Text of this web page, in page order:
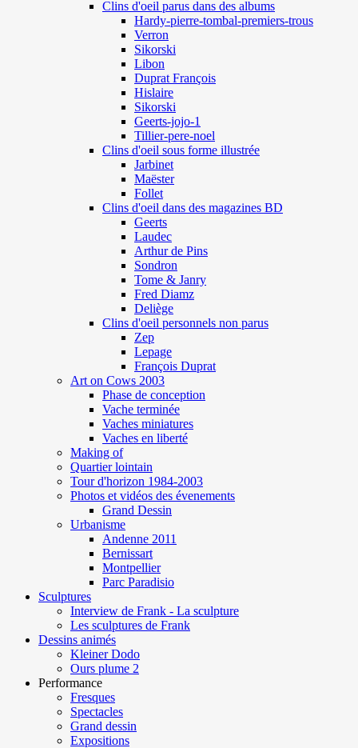
Clins d'oeil parus dans des albums
Hardy-pierre-tombal-premiers-trous
Verron
Sikorski
Libon
Duprat François
Hislaire
Sikorski
Geerts-jojo-1
Tillier-pere-noel
Clins d'oeil sous forme illustrée
Jarbinet
Maëster
Follet
Clins d'oeil dans des magazines BD
Geerts
Laudec
Arthur de Pins
Sondron
Tome & Janry
Fred Diamz
Deliège
Clins d'oeil personnels non parus
Zep
Lepage
François Duprat
Art on Cows 2003
Phase de conception
Vache terminée
Vaches miniatures
Vaches en liberté
Making of
Quartier lointain
Tour d'horizon 1984-2003
Photos et vidéos des évenements
Grand Dessin
Urbanisme
Andenne 2011
Bernissart
Montpellier
Parc Paradisio
Sculptures
Interview de Frank - La sculpture
Les sculptures de Frank
Dessins animés
Kleiner Dodo
Ours plume 2
Performance
Fresques
Spectacles
Grand dessin
Expositions